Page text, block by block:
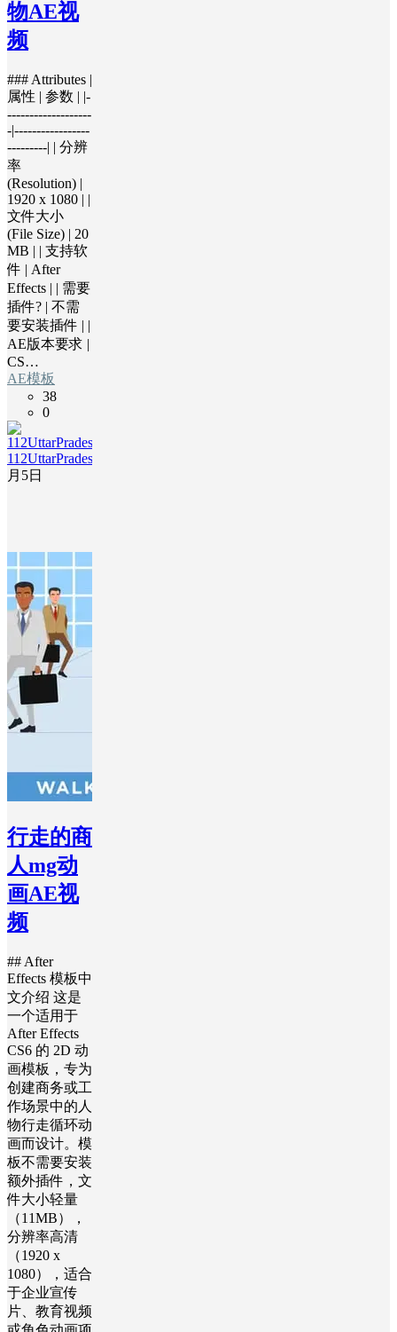
物AE视
频
### Attributes |
属性 | 参数 | |-
-------------------
-|-----------------
---------| | 分辨
率
(Resolution) |
1920 x 1080 | |
文件大小
(File Size) | 20
MB | | 支持软
件 | After
Effects | | 需要
插件? | 不需
要安装插件 | |
AE版本要求 |
CS…
AE模板
38
0
112UttarPradesh
月5日
行走的商
人mg动
画AE视
频
## After
Effects 模板中
文介绍 这是
一个适用于
After Effects
CS6 的 2D 动
画模板，专为
创建商务或工
作场景中的人
物行走循环动
画而设计。模
板不需要安装
额外插件，文
件大小轻量
（11MB），
分辨率高清
（1920 x
1080），适合
于企业宣传
片、教育视频